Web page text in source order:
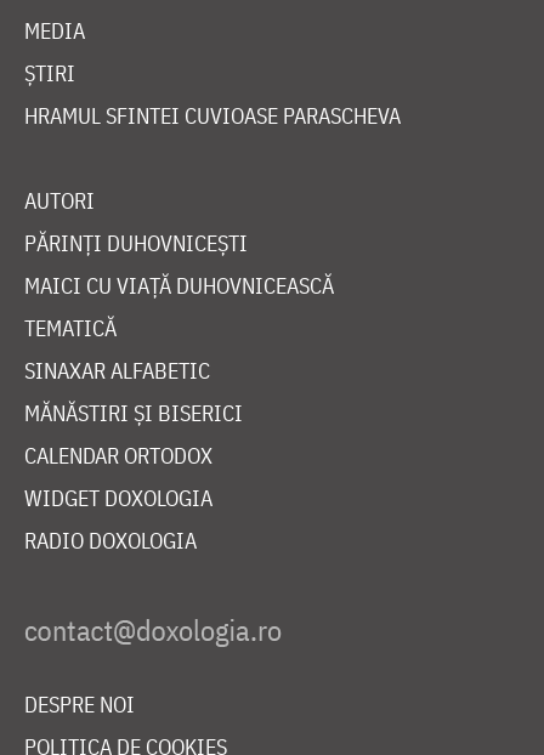
MEDIA
ȘTIRI
HRAMUL SFINTEI CUVIOASE PARASCHEVA
AUTORI
PĂRINȚI DUHOVNICEȘTI
MAICI CU VIAȚĂ DUHOVNICEASCĂ
TEMATICĂ
SINAXAR ALFABETIC
MĂNĂSTIRI ȘI BISERICI
CALENDAR ORTODOX
WIDGET DOXOLOGIA
RADIO DOXOLOGIA
DESPRE NOI
POLITICA DE COOKIES